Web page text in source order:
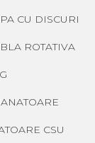
CU DISCURI
ROTATIVA
CSU